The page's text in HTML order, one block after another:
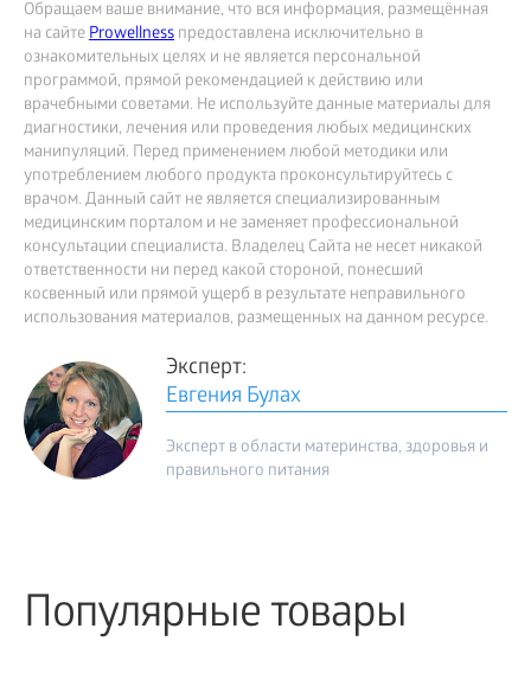
Обращаем ваше внимание, что вся информация, размещённая
на сайтеProwellness предоставлена исключительно в
ознакомительных целях и не является персональной
программой, прямой рекомендацией к действию или
врачебными советами. Не используйте данные материалы для
диагностики, лечения или проведения любых медицинских
манипуляций. Перед применением любой методики или
употреблением любого продукта проконсультируйтесь с
врачом. Данный сайт не является специализированным
медицинским порталом и не заменяет профессиональной
консультации специалиста. Владелец Сайта не несет никакой
ответственности ни перед какой стороной, понесший
косвенный или прямой ущерб в результате неправильного
использования материалов, размещенных на данном ресурсе.
Эксперт:
Евгения Булах
Эксперт в области материнства, здоровья и
правильного питания
Популярные товары